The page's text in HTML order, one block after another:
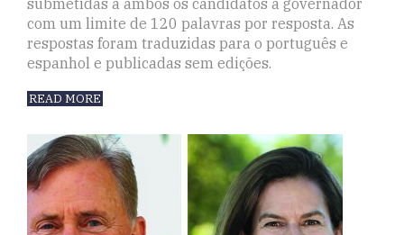
submetidas a ambos os candidatos a governador
com um limite de 120 palavras por resposta. As
respostas foram traduzidas para o português e
espanhol e publicadas sem edições.
READ MORE